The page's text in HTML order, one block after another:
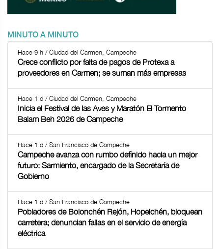
MINUTO A MINUTO
Hace 9 h / Ciudad del Carmen, Campeche
Crece conflicto por falta de pagos de Protexa a
proveedores en Carmen; se suman más empresas
Hace 1 d / Ciudad del Carmen, Campeche
Inicia el Festival de las Aves y Maratón El Tormento
Balam Beh 2026 de Campeche
Hace 1 d / San Francisco de Campeche
Campeche avanza con rumbo definido hacia un mejor
futuro: Sarmiento, encargado de la Secretaría de
Gobierno
Hace 1 d / San Francisco de Campeche
Pobladores de Bolonchén Rejón, Hopelchén, bloquean
carretera; denuncian fallas en el servicio de energía
eléctrica